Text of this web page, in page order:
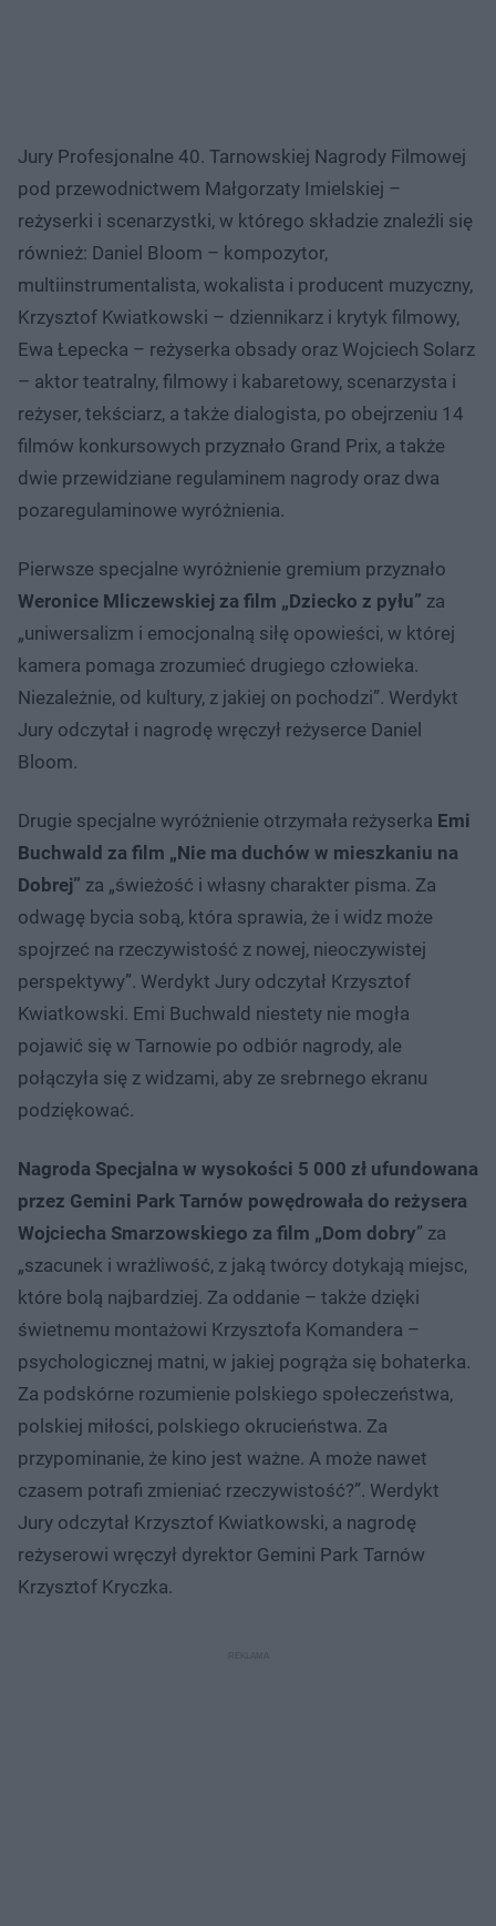
Jury Profesjonalne 40. Tarnowskiej Nagrody Filmowej
pod przewodnictwem Małgorzaty Imielskiej –
reżyserki i scenarzystki, w którego składzie znaleźli się
również: Daniel Bloom – kompozytor,
multiinstrumentalista, wokalista i producent muzyczny,
Krzysztof Kwiatkowski – dziennikarz i krytyk filmowy,
Ewa Łepecka – reżyserka obsady oraz Wojciech Solarz
– aktor teatralny, filmowy i kabaretowy, scenarzysta i
reżyser, tekściarz, a także dialogista, po obejrzeniu 14
filmów konkursowych przyznało Grand Prix, a także
dwie przewidziane regulaminem nagrody oraz dwa
pozaregulaminowe wyróżnienia.
Pierwsze specjalne wyróżnienie gremium przyznało
Weronice Mliczewskiej za film „Dziecko z pyłu” za
„uniwersalizm i emocjonalną siłę opowieści, w której
kamera pomaga zrozumieć drugiego człowieka.
Niezależnie, od kultury, z jakiej on pochodzi”. Werdykt
Jury odczytał i nagrodę wręczył reżyserce Daniel
Bloom.
Drugie specjalne wyróżnienie otrzymała reżyserka Emi
Buchwald za film „Nie ma duchów w mieszkaniu na
Dobrej” za „świeżość i własny charakter pisma. Za
odwagę bycia sobą, która sprawia, że i widz może
spojrzeć na rzeczywistość z nowej, nieoczywistej
perspektywy”. Werdykt Jury odczytał Krzysztof
Kwiatkowski. Emi Buchwald niestety nie mogła
pojawić się w Tarnowie po odbiór nagrody, ale
połączyła się z widzami, aby ze srebrnego ekranu
podziękować.
Nagroda Specjalna w wysokości 5 000 zł ufundowana
przez Gemini Park Tarnów powędrowała do reżysera
Wojciecha Smarzowskiego za film „Dom dobry” za
„szacunek i wrażliwość, z jaką twórcy dotykają miejsc,
które bolą najbardziej. Za oddanie – także dzięki
świetnemu montażowi Krzysztofa Komandera –
psychologicznej matni, w jakiej pogrąża się bohaterka.
Za podskórne rozumienie polskiego społeczeństwa,
polskiej miłości, polskiego okrucieństwa. Za
przypominanie, że kino jest ważne. A może nawet
czasem potrafi zmieniać rzeczywistość?”. Werdykt
Jury odczytał Krzysztof Kwiatkowski, a nagrodę
reżyserowi wręczył dyrektor Gemini Park Tarnów
Krzysztof Kryczka.